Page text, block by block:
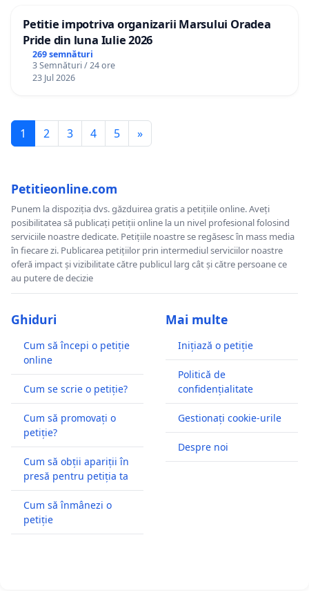
Petitie impotriva organizarii Marsului Oradea
Pride din luna Iulie 2026
269 semnături
3 Semnături / 24 ore
23 Jul 2026
1 2 3 4 5 »
Petitieonline.com
Punem la dispoziția dvs. găzduirea gratis a petițiile online. Aveți
posibilitatea să publicați petiții online la un nivel profesional folosind
serviciile noastre dedicate. Petițiile noastre se regăsesc în mass media
în fiecare zi. Publicarea petițiilor prin intermediul serviciilor noastre
oferă impact și vizibilitate către publicul larg cât și către persoane ce
au putere de decizie
Ghiduri
Cum să începi o petiție
online
Cum se scrie o petiție?
Cum să promovați o
petiție?
Cum să obții apariții în
presă pentru petiția ta
Cum să înmânezi o
petiție
Mai multe
Inițiază o petiție
Politică de
confidențialitate
Gestionați cookie-urile
Despre noi